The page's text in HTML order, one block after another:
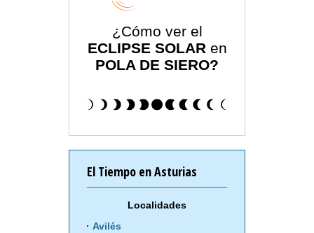
¿Cómo ver el
ECLIPSE SOLAR en
POLA DE SIERO?
El Tiempo en Asturias
Localidades
Avilés